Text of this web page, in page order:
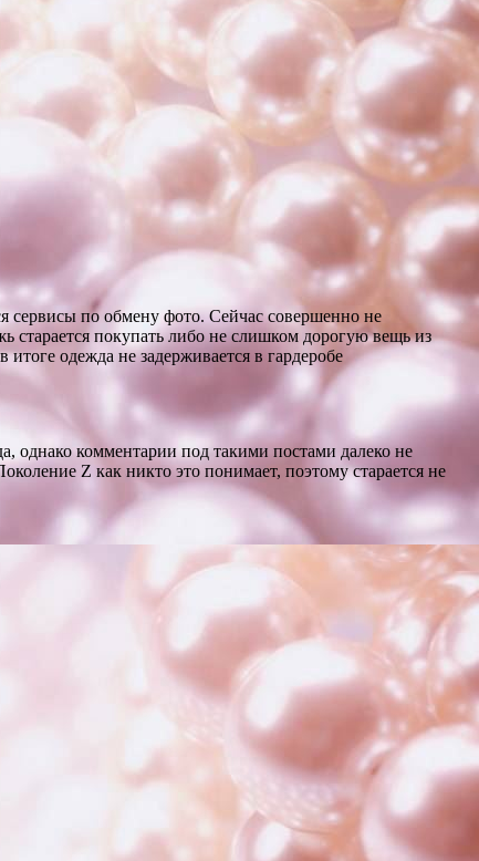
сервисы по обмену фото. Сейчас совершенно не
старается покупать либо не слишком дорогую вещь из
одежда не задерживается в гардеробе
однако комментарии под такими постами далеко не
Z как никто это понимает, поэтому старается не